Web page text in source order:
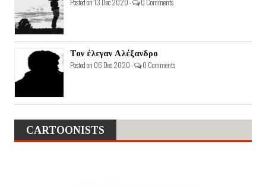
Posted on 13 Dec 2020 - 0 Comments
Τον έλεγαν Αλέξανδρο
Posted on 06 Dec 2020 - 0 Comments
CARTOONISTS